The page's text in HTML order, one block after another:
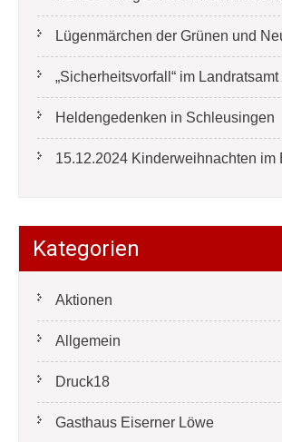
Lügenmärchen der Grünen und
„Sicherheitsvorfall“ im
Heldengedenken in Schleusingen
15.12.2024 Kinderweihnachten im
Kategorien
Aktionen
Allgemein
Druck18
Gasthaus Eiserner Löwe